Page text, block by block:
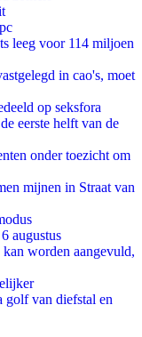
leeg voor 114 miljoen
in cao's, moet
op seksfora
eerste helft van de
onder toezicht om
mijnen in Straat van
augustus
worden aangevuld,
golf van diefstal en